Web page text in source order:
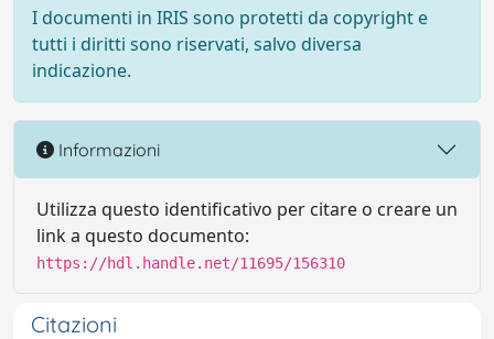
I documenti in IRIS sono protetti da copyright e
tutti i diritti sono riservati, salvo diversa
indicazione.
Informazioni
Utilizza questo identificativo per citare o creare un
link a questo documento:
https://hdl.handle.net/11695/156310
Citazioni